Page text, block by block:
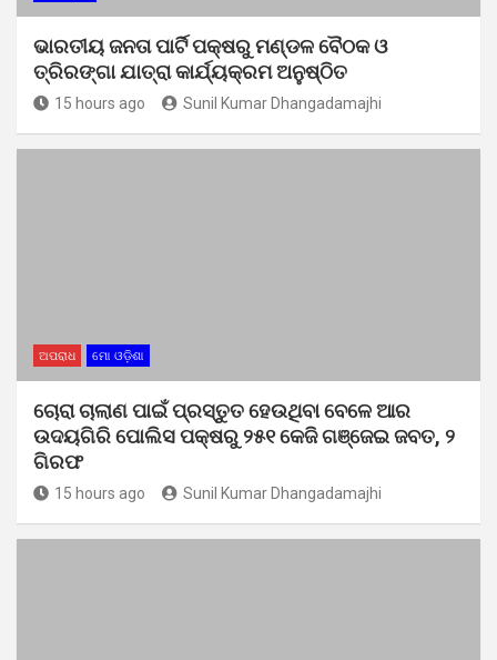
ଭାରତୀୟ ଜନତା ପାର୍ଟି ପକ୍ଷରୁ ମଣ୍ଡଳ ବୈଠକ ଓ
ତ୍ରିରଙ୍ଗା ଯାତ୍ରା କାର୍ଯ୍ୟକ୍ରମ ଅନୁଷ୍ଠିତ
15 hours ago Sunil Kumar Dhangadamajhi
ଅପରାଧ ମୋ ଓଡ଼ିଶା
ଚୋରା ଚାଲାଣ ପାଇଁ ପ୍ରସ୍ତୁତ ହେଉଥିବା ବେଳେ ଆର
ଉଦୟଗିରି ପୋଲିସ ପକ୍ଷରୁ ୨୫୧ କେଜି ଗଞ୍ଜେଇ ଜବତ, ୨
ଗିରଫ
15 hours ago Sunil Kumar Dhangadamajhi